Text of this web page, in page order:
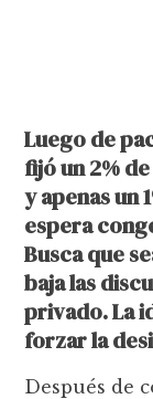
Luego de
fijó un 2%
y apenas un
espera
Busca que
baja las
privado. La
forzar la
Después de